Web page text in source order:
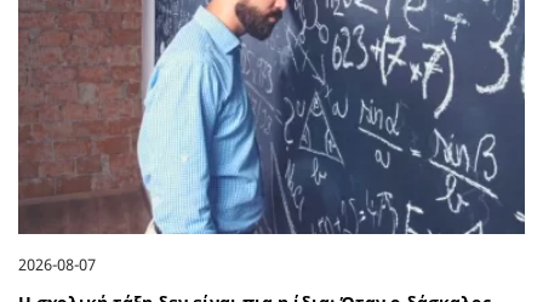
2026-08-07